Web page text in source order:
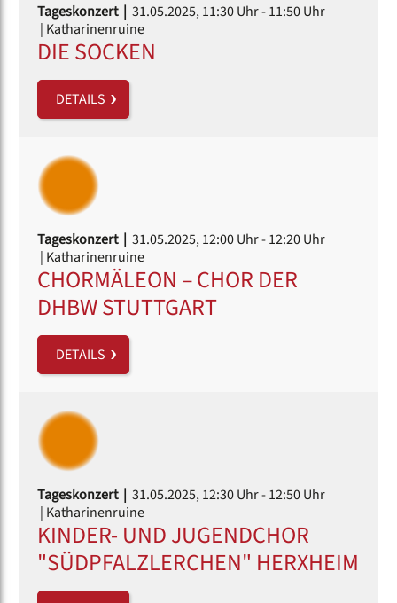
Tageskonzert | 31.05.2025, 11:30 Uhr- 11:50 Uhr
| Katharinenruine
DIE SOCKEN
DETAILS
Tageskonzert | 31.05.2025, 12:00 Uhr- 12:20 Uhr
| Katharinenruine
CHORMÄLEON – CHOR DER
DHBW STUTTGART
DETAILS
Tageskonzert | 31.05.2025, 12:30 Uhr- 12:50 Uhr
| Katharinenruine
KINDER- UND JUGENDCHOR
"SÜDPFALZLERCHEN" HERXHEIM